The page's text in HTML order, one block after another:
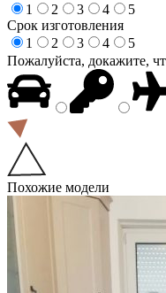
1
2 3 4
5
Срок изготовления
1
2 3 4
5
Пожалуйста, докажите,
Похожие модели